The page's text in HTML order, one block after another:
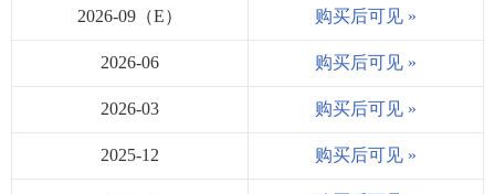
2026-09（E） 购买后可见 »
2026-06 购买后可见 »
2026-03 购买后可见 »
2025-12 购买后可见 »